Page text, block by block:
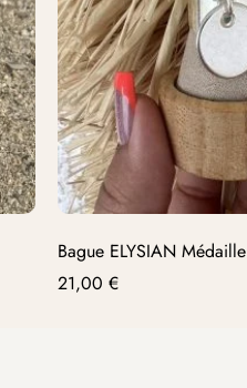
Bague ELYSIAN Médaille
21,00 €